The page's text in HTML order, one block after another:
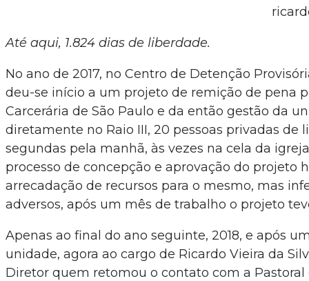
Até aqui, 1.824 dias de liberdade.
No ano de 2017, no Centro de Detenção
deu-se início a um projeto de remição de pena
Carcerária de São Paulo e da então gestão da
diretamente no Raio III, 20 pessoas privadas de
segundas pela manhã, às vezes na cela da
processo de concepção e aprovação do projeto
arrecadação de recursos para o mesmo, mas
adversos, após um mês de trabalho o projeto
Apenas ao final do ano seguinte, 2018, e após
unidade, agora ao cargo de Ricardo Vieira da
Diretor quem retomou o contato com a